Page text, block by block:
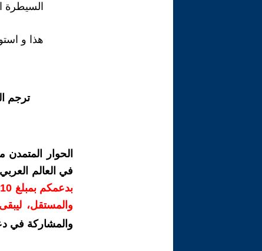
السيطرة
هذا و
ترجم
الحوار
في العالم
والمستقل،
والمشاركة في